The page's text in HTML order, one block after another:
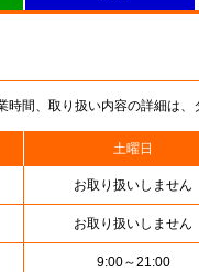
間、取り扱い内容の詳細は、
土曜日
お取り扱いしません
お取り扱いしません
9:00～21:00